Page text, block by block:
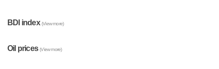
BDI index(View more)
Oil prices(View more)